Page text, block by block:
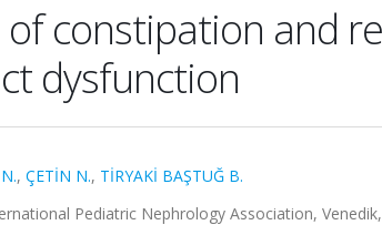
of constipation and
dysfunction
, ÇETİN N., TİRYAKİ BAŞTUĞ B.
Pediatric Nephrology Association,